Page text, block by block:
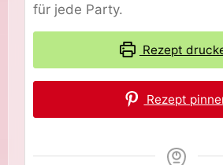
für jede Party.
Rezept
Rezept